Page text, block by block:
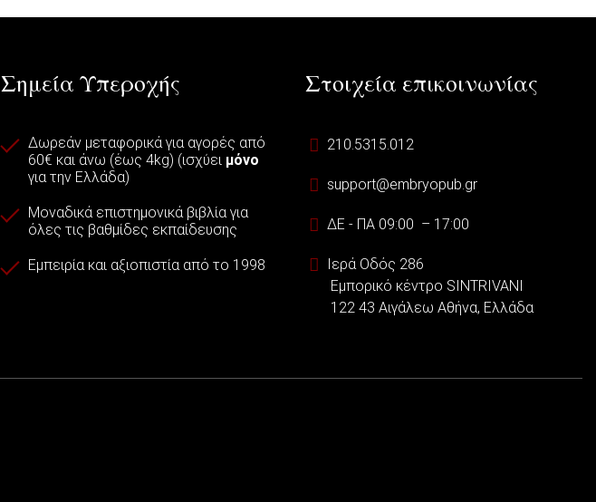
Σημεία Υπεροχής
Δωρεάν μεταφορικά για αγορές από
60€ και άνω (έως 4kg) (ισχύει μόνο
για την Ελλάδα)
Μοναδικά επιστημονικά βιβλία για
όλες τις βαθμίδες εκπαίδευσης
Εμπειρία και αξιοπιστία από το 1998
Στοιχεία επικοινωνίας
210.5315.012
support@embryopub.gr
ΔΕ - ΠΑ 09:00 – 17:00
Ιερά Οδός 286
Εμπορικό κέντρο SINTRIVANI
122 43 Αιγάλεω Αθήνα, Ελλάδα